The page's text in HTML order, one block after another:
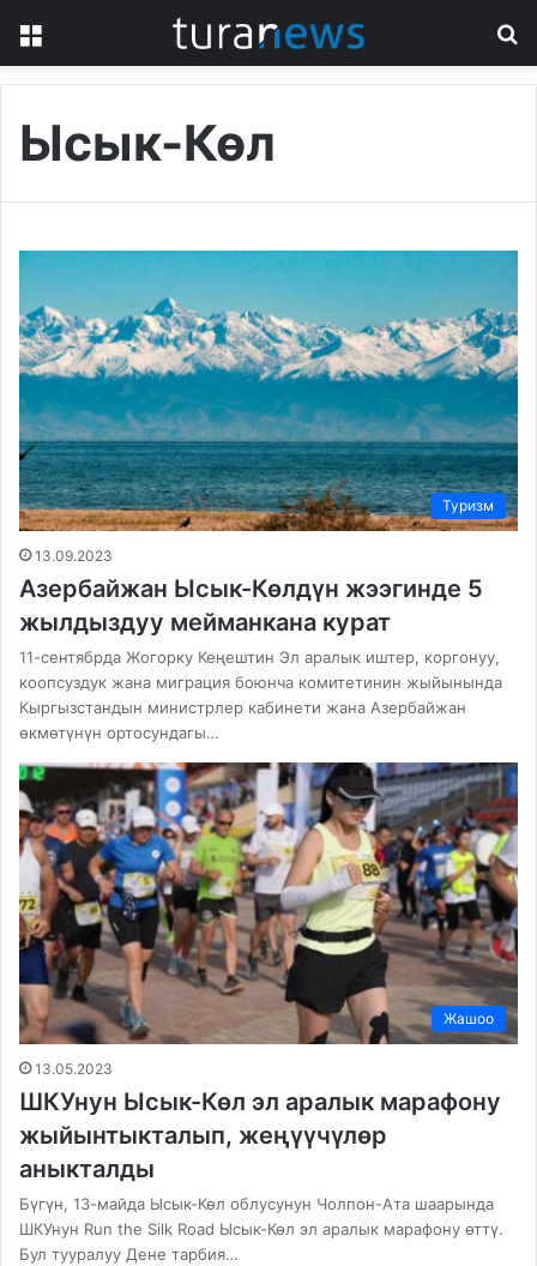
Ысык-Көл
Туризм
13.09.2023
Азербайжан Ысык-Көлдүн жээгинде 5
жылдыздуу мейманкана курат
11-сентябрда Жогорку Кеңештин Эл аралык иштер, коргонуу,
коопсуздук жана миграция боюнча комитетинин жыйынында
Кыргызстандын министрлер кабинети жана Азербайжан
өкмөтүнүн ортосундагы…
Жашоо
13.05.2023
ШКУнун Ысык-Көл эл аралык марафону
жыйынтыкталып, жеңүүчүлөр
аныкталды
Бүгүн, 13-майда Ысык-Көл облусунун Чолпон-Ата шаарында
ШКУнун Run the Silk Road Ысык-Көл эл аралык марафону өттү.
Бул тууралуу Дене тарбия…